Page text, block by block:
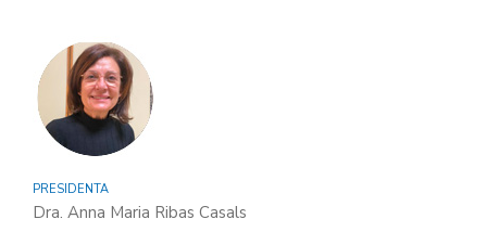
PRESIDENTA
Dra. Anna Maria Ribas Casals